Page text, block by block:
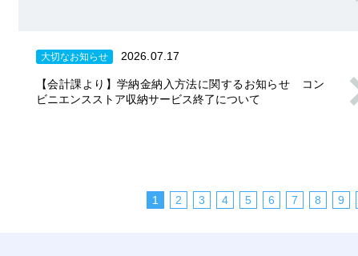
大切なお知らせ 2026.07.17
【会計課より】学納金納入方法に関するお知らせ コン
ビニエンスストア収納サービス終了について
1 2 3 4 5 6 7 8 9